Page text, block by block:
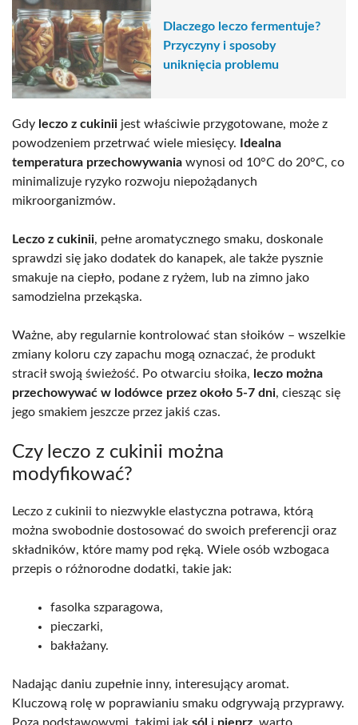
Dlaczego leczo fermentuje?
Przyczyny i sposoby
uniknięcia problemu
Gdy leczo z cukinii jest właściwie przygotowane, może z
powodzeniem przetrwać wiele miesięcy.
Idealna
temperatura przechowywania wynosi od 10°C do 20°C, co
minimalizuje ryzyko rozwoju niepożądanych
mikroorganizmów.
Leczo z cukinii, pełne aromatycznego smaku, doskonale
sprawdzi się jako dodatek do kanapek, ale także pysznie
smakuje na ciepło, podane z ryżem, lub na zimno jako
samodzielna przekąska.
Ważne, aby regularnie kontrolować stan słoików – wszelkie
zmiany koloru czy zapachu mogą oznaczać, że produkt
stracił swoją świeżość. Po otwarciu słoika, leczo można
przechowywać w lodówce przez około 5-7 dni, ciesząc się
jego smakiem jeszcze przez jakiś czas.
Czy leczo z cukinii można
modyfikować?
Leczo z cukinii to niezwykle elastyczna potrawa, którą
można swobodnie dostosować do swoich preferencji oraz
składników, które mamy pod ręką. Wiele osób wzbogaca
przepis o różnorodne dodatki, takie jak:
fasolka szparagowa,
pieczarki,
bakłażany.
Nadając daniu zupełnie inny, interesujący aromat.
Kluczową rolę w poprawianiu smaku odgrywają przyprawy.